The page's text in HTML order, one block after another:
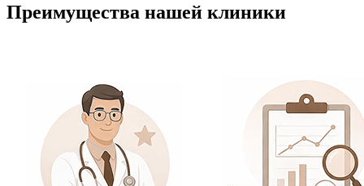
Преимущества нашей клиники